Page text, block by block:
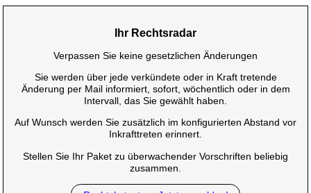
Ihr Rechtsradar
Verpassen Sie keine gesetzlichen Änderungen
Sie werden über jede verkündete oder in Kraft tretende
Änderung per Mail informiert, sofort, wöchentlich oder in dem
Intervall, das Sie gewählt haben.
Auf Wunsch werden Sie zusätzlich im konfigurierten Abstand vor
Inkrafttreten erinnert.
Stellen Sie Ihr Paket zu überwachender Vorschriften beliebig
zusammen.